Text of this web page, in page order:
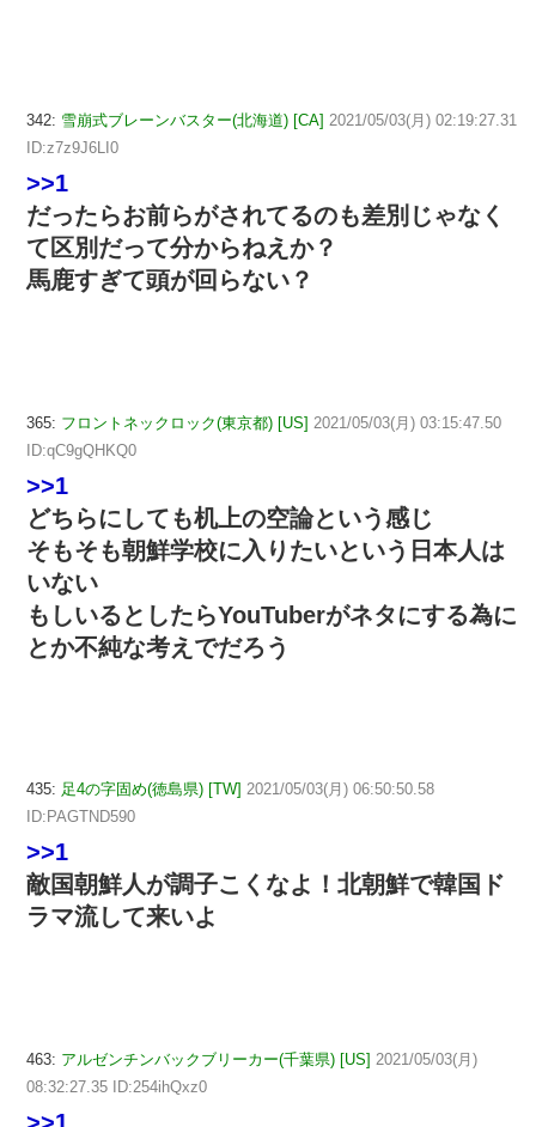
342: 雪崩式ブレーンバスター(北海道) [CA] 2021/05/03(月) 02:19:27.31
ID:z7z9J6LI0
>>1
だったらお前らがされてるのも差別じゃなく
て区別だって分からねえか？
馬鹿すぎて頭が回らない？
365: フロントネックロック(東京都) [US] 2021/05/03(月) 03:15:47.50
ID:qC9gQHKQ0
>>1
どちらにしても机上の空論という感じ
そもそも朝鮮学校に入りたいという日本人は
いない
もしいるとしたらYouTuberがネタにする為に
とか不純な考えでだろう
435: 足4の字固め(徳島県) [TW] 2021/05/03(月) 06:50:50.58
ID:PAGTND590
>>1
敵国朝鮮人が調子こくなよ！北朝鮮で韓国ド
ラマ流して来いよ
463: アルゼンチンバックブリーカー(千葉県) [US] 2021/05/03(月)
08:32:27.35 ID:254ihQxz0